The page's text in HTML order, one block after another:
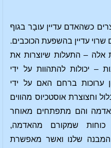
כשהאדם עדיין עובָר בגוף
עדיין בהשפעת הכוכבים.
אלה – התעלות שיוצרות את
– יכולות להתהוות על ידי
ערוכות ברחם האם על ידי
וחצוצרת אוסטכיוס מהווים
אדמה והם מתפתחים מאוחר
שמקורם מהאדמה,
המבנה שלנו ואשר מאפשרת